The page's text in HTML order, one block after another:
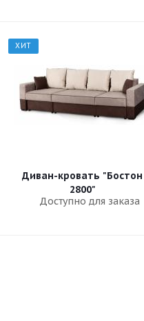
ХИТ
Диван-кровать "Бостон
2800"
Доступно для заказа